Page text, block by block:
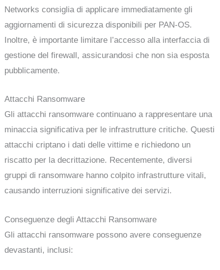
Networks consiglia di applicare immediatamente gli
aggiornamenti di sicurezza disponibili per PAN-OS.
Inoltre, è importante limitare l’accesso alla interfaccia di
gestione del firewall, assicurandosi che non sia esposta
pubblicamente.
Attacchi Ransomware
Gli attacchi ransomware continuano a rappresentare una
minaccia significativa per le infrastrutture critiche. Questi
attacchi criptano i dati delle vittime e richiedono un
riscatto per la decrittazione. Recentemente, diversi
gruppi di ransomware hanno colpito infrastrutture vitali,
causando interruzioni significative dei servizi.
Conseguenze degli Attacchi Ransomware
Gli attacchi ransomware possono avere conseguenze
devastanti, inclusi: